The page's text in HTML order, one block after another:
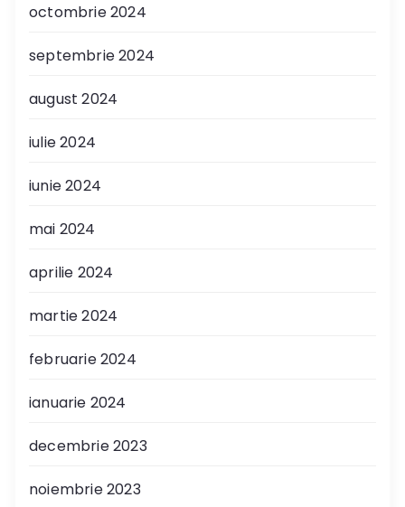
octombrie 2024
septembrie 2024
august 2024
iulie 2024
iunie 2024
mai 2024
aprilie 2024
martie 2024
februarie 2024
ianuarie 2024
decembrie 2023
noiembrie 2023